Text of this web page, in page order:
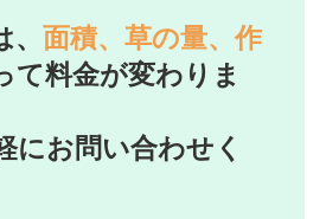
、面積、草の量、作
て料金が変わりま
にお問い合わせく